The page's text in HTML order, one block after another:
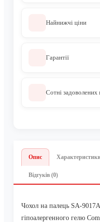
Найнижчі ціни
Гарантії
Сотні задоволених
Опис
Відгуків (0)
Чохол на палець SA-
гіпоалергенного гелю